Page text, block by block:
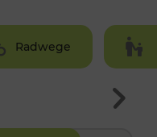
Radwege